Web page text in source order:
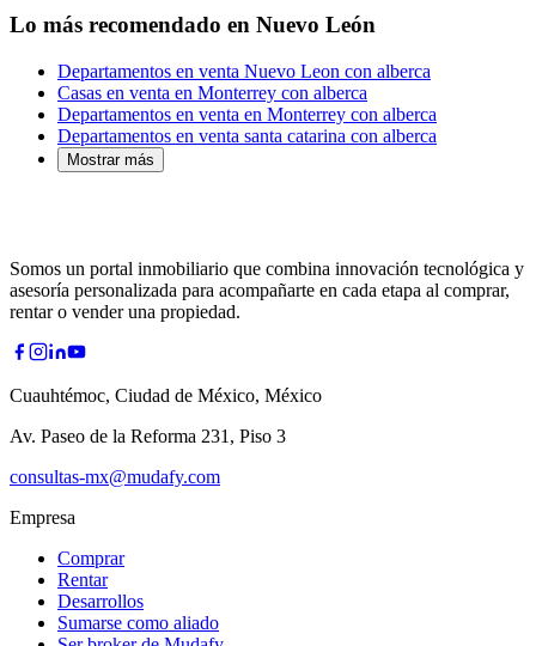
Lo más recomendado en Nuevo León
Departamentos en venta Nuevo Leon con alberca
Casas en venta en Monterrey con alberca
Departamentos en venta en Monterrey con alberca
Departamentos en venta santa catarina con alberca
Mostrar más
Somos un portal inmobiliario que combina innovación tecnológica y
asesoría personalizada para acompañarte en cada etapa al comprar,
rentar o vender una propiedad.
Cuauhtémoc, Ciudad de México, México
Av. Paseo de la Reforma 231, Piso 3
consultas-mx@mudafy.com
Empresa
Comprar
Rentar
Desarrollos
Sumarse como aliado